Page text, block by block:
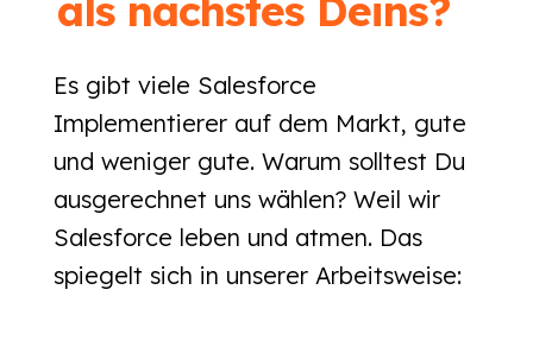
als nächstes Deins?
Es gibt viele Salesforce
Implementierer auf dem Markt, gute
und weniger gute. Warum solltest Du
ausgerechnet uns wählen? Weil wir
Salesforce leben und atmen. Das
spiegelt sich in unserer Arbeitsweise: